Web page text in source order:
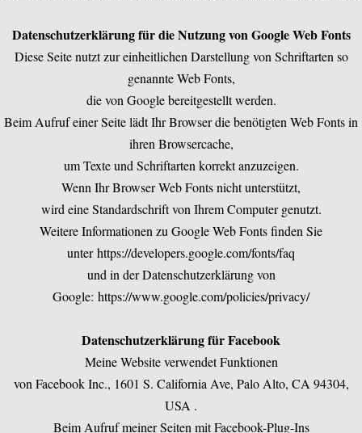
Datenschutzerklärung für die Nutzung von Google Web Fonts
Diese Seite nutzt zur einheitlichen Darstellung von Schriftarten so
genannte Web Fonts,
die von Google bereitgestellt werden.
Beim Aufruf einer Seite lädt Ihr Browser die benötigten Web Fonts in
ihren Browsercache,
um Texte und Schriftarten korrekt anzuzeigen.
Wenn Ihr Browser Web Fonts nicht unterstützt,
wird eine Standardschrift von Ihrem Computer genutzt.
Weitere Informationen zu Google Web Fonts finden Sie
unterhttps://developers.google.com/fonts/faq
und in der Datenschutzerklärung von
Google: https://www.google.com/policies/privacy/
Datenschutzerklärung für Facebook
Meine Website verwendet Funktionen
von Facebook Inc., 1601 S. California Ave, Palo Alto, CA 94304,
USA .
Beim Aufruf meiner Seiten mit Facebook-Plug-Ins